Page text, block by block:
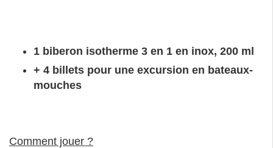
1 biberon isotherme 3 en 1 en inox, 200 ml
+ 4 billets pour une excursion en bateaux-
mouches
Comment jouer ?